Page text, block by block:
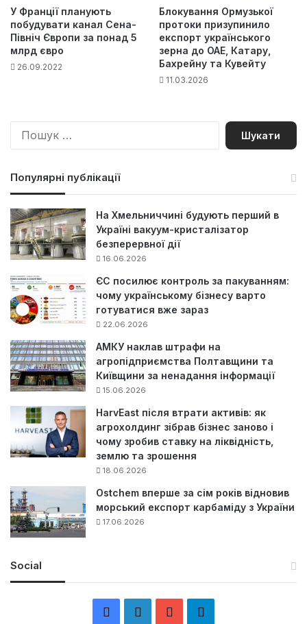
У Франції планують
побудувати канал Сена-
Північ Європи за понад 5
млрд євро
26.09.2022
Блокування Ормузької
протоки призупинило
експорт українського
зерна до ОАЕ, Катару,
Бахрейну та Кувейту
11.03.2026
П
Популярні публікації
На Хмельниччині будують перший в
Україні вакуум-кристалізатор
безперервної дії
16.06.2026
ЄС посилює контроль за пакуванням:
чому українському бізнесу варто
готуватися вже зараз
22.06.2026
АМКУ наклав штрафи на
агропідприємства Полтавщини та
Київщини за ненадання інформації
15.06.2026
HarvEast після втрати активів: як
агрохолдинг зібрав бізнес заново і
чому зробив ставку на ліквідність,
землю та зрошення
18.06.2026
Ostchem вперше за сім років відновив
морський експорт карбаміду з України
17.06.2026
Social